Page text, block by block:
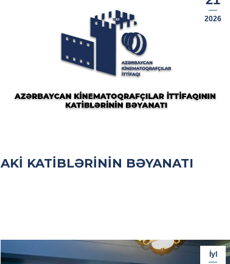
2026
AKİ KATIBLƏRININ BƏYANATI
İyl